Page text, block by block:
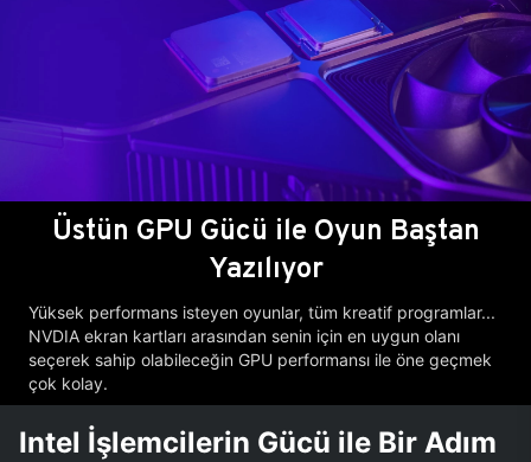
Üstün GPU Gücü ile Oyun Baştan
Yazılıyor
Yüksek performans isteyen oyunlar, tüm kreatif programlar...
NVDIA ekran kartları arasından senin için en uygun olanı
seçerek sahip olabileceğin GPU performansı ile öne geçmek
çok kolay.
Intel İşlemcilerin Gücü ile Bir Adım